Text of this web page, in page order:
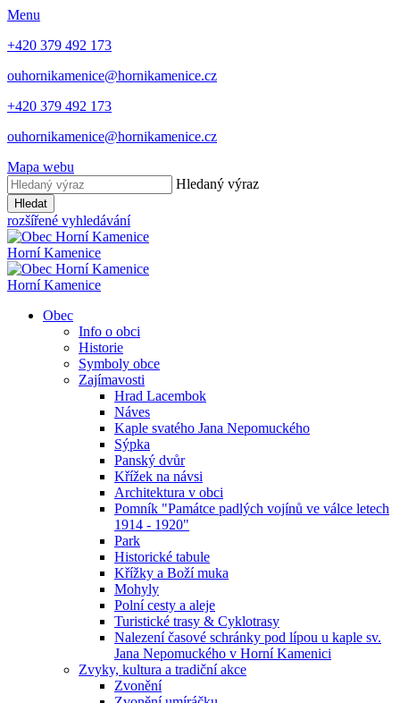
Menu
+420 379 492 173
ouhornikamenice@hornikamenice.cz
+420 379 492 173
ouhornikamenice@hornikamenice.cz
Mapa webu
Hledaný výraz
Hledat
rozšířené vyhledávání
Horní Kamenice
Horní Kamenice
Obec
Info o obci
Historie
Symboly obce
Zajímavosti
Hrad Lacembok
Náves
Kaple svatého Jana Nepomuckého
Sýpka
Panský dvůr
Křížek na návsi
Architektura v obci
Pomník "Památce padlých vojínů ve válce letech
1914 - 1920"
Park
Historické tabule
Křížky a Boží muka
Mohyly
Polní cesty a aleje
Turistické trasy & Cyklotrasy
Nalezení časové schránky pod lípou u kaple sv.
Jana Nepomuckého v Horní Kamenici
Zvyky, kultura a tradiční akce
Zvonění